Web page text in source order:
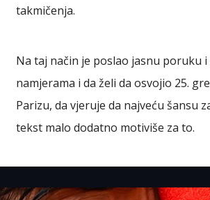
takmičenja.
Na taj način je poslao jasnu poruku
namjerama i da želi da osvojio 25.
Parizu, da vjeruje da najveću šansu
tekst malo dodatno motiviše za to.